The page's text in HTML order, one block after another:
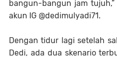
bangun-bangun jam
akun IG @dedimulyadi71.
Dengan tidur lagi setelah
Dedi, ada dua skenario